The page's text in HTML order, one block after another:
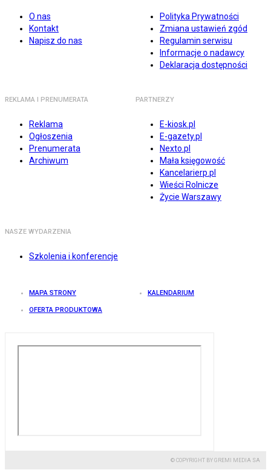
O nas
Kontakt
Napisz do nas
Polityka Prywatności
Zmiana ustawień zgód
Regulamin serwisu
Informacje o nadawcy
Deklaracja dostępności
REKLAMA I PRENUMERATA
Reklama
Ogłoszenia
Prenumerata
Archiwum
PARTNERZY
E-kiosk.pl
E-gazety.pl
Nexto.pl
Mała księgowość
Kancelarierp.pl
Wieści Rolnicze
Życie Warszawy
NASZE WYDARZENIA
Szkolenia i konferencje
MAPA STRONY KALENDARIUM
OFERTA PRODUKTOWA
© COPYRIGHT BY GREMI MEDIA SA